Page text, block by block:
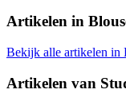
Artikelen in
Bekijk alle artikelen in
Artikelen van